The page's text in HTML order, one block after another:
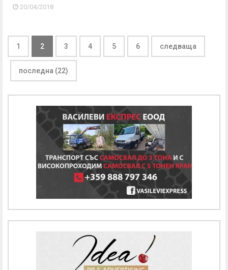
20/04/2018
1 2 3 4 5 6 следваща
последна (22)